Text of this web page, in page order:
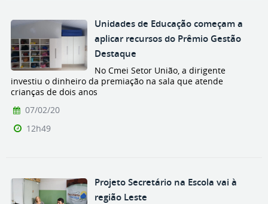
Unidades de Educação começam a
aplicar recursos do Prêmio Gestão
Destaque
No Cmei Setor União, a dirigente
investiu o dinheiro da premiação na sala que atende
crianças de dois anos
07/02/20
12h49
Projeto Secretário na Escola vai à
região Leste